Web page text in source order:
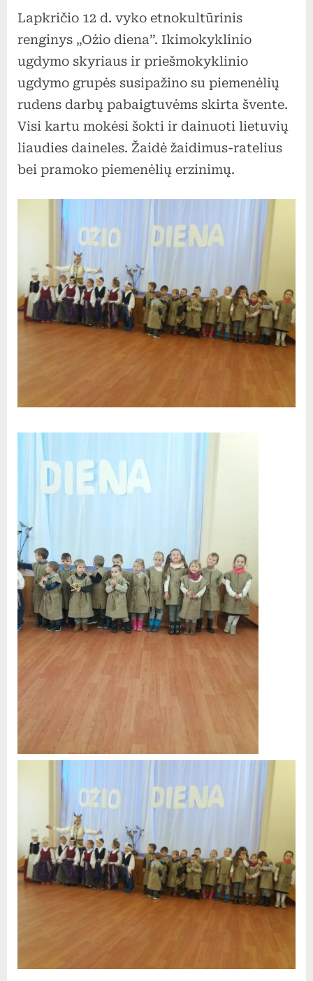
Lapkričio 12 d. vyko etnokultūrinis
renginys „Ożio diena”. Ikimokyklinio
ugdymo skyriaus ir priešmokyklinio
ugdymo grupės susipažino su piemenėlių
rudens darbų pabaigtuvėms skirta švente.
Visi kartu mokėsi šokti ir dainuoti lietuvių
liaudies daineles. Žaidė žaidimus-ratelius
bei pramoko piemenėlių erzinimų.